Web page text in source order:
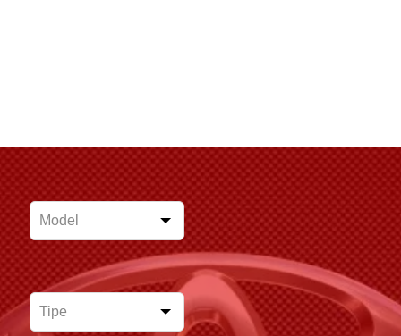
Leave
this
blank